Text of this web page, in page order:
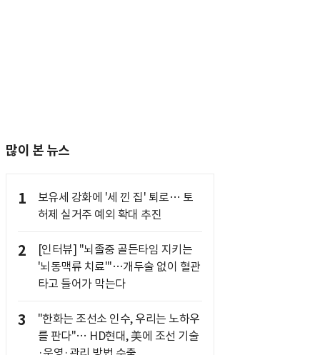
많이 본 뉴스
1
보유세 강화에 '세 낀 집' 퇴로… 토
허제 실거주 예외 확대 추진
2
[인터뷰] "뇌졸중 골든타임 지키는
'뇌동맥류 치료'"…개두술 없이 혈관
타고 들어가 막는다
3
"한화는 조선소 인수, 우리는 노하우
를 판다"… HD현대, 美에 조선 기술